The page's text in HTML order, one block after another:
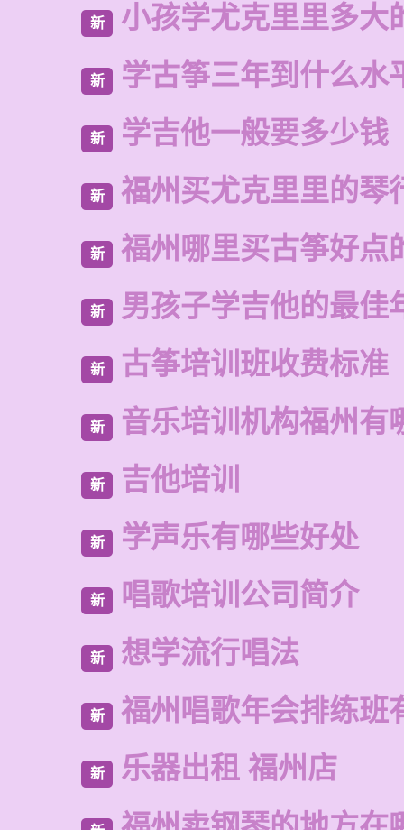
新 小孩学尤克里里多大
新 学古筝三年到什么水
新 学吉他一般要多少钱
新 福州买尤克里里的琴
新 福州哪里买古筝好点
新 男孩子学吉他的最佳
新 古筝培训班收费标准
新 音乐培训机构福州有
新 吉他培训
新 学声乐有哪些好处
新 唱歌培训公司简介
新 想学流行唱法
新 福州唱歌年会排练班
新 乐器出租 福州店